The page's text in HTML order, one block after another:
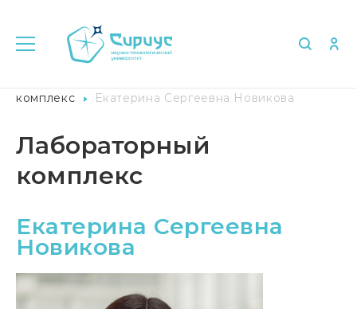
комплекс
Екатерина Сергеевна Новикова
Лабораторный
комплекс
Екатерина Сергеевна
Новикова